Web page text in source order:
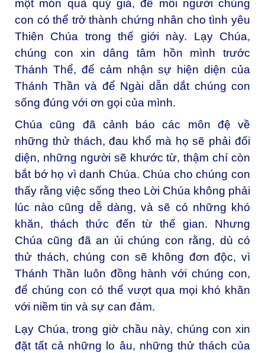
một món quà quý giá, để mỗi người chúng
con có thể trở thành chứng nhân cho tình yêu
Thiên Chúa trong thế giới này. Lạy Chúa,
chúng con xin dâng tâm hồn mình trước
Thánh Thể, để cảm nhận sự hiện diện của
Thánh Thần và để Ngài dẫn dắt chúng con
sống đúng với ơn gọi của mình.
Chúa cũng đã cảnh báo các môn đệ về
những thử thách, đau khổ mà họ sẽ phải đối
diện, những người sẽ khước từ, thậm chí còn
bắt bớ họ vì danh Chúa. Chúa cho chúng con
thấy rằng việc sống theo Lời Chúa không phải
lúc nào cũng dễ dàng, và sẽ có những khó
khăn, thách thức đến từ thế gian. Nhưng
Chúa cũng đã an ủi chúng con rằng, dù có
thử thách, chúng con sẽ không đơn độc, vì
Thánh Thần luôn đồng hành với chúng con,
để chúng con có thể vượt qua mọi khó khăn
với niềm tin và sự can đảm.
Lạy Chúa, trong giờ chầu này, chúng con xin
đặt tất cả những lo âu, những thử thách của